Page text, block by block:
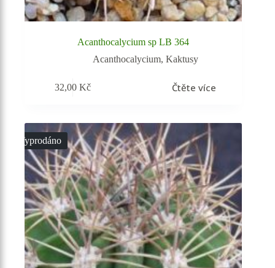
Acanthocalycium sp LB 364
Acanthocalycium,Kaktusy
32,00Kč Čtěte více
Vyprodáno